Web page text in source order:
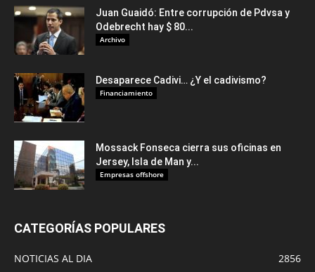
Juan Guaidó: Entre corrupción de Pdvsa y
Odebrecht hay $ 80...
Archivo
Desaparece Cadivi… ¿Y el cadivismo?
Financiamiento
Mossack Fonseca cierra sus oficinas en
Jersey, Isla de Man y...
Empresas offshore
CATEGORÍAS POPULARES
NOTICIAS AL DIA
2856